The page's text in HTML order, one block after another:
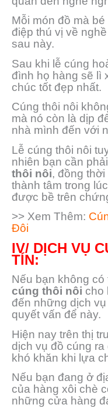
Mỗi món đồ mà
điệp thú vị về
sau này.
Sau khi lễ cúng
đình họ hàng sẽ lì
chúc tốt đẹp nhất.
Cúng thôi nôi
mà nó còn là dịp
nhà mình đến với
Lễ cúng thôi nôi
nhiên bạn cần
thôi nôi, đồng
thành tâm trong
được bề trên
>> Xem Thêm:
Đôi
IV/ DỊCH VỤ
TÍN:
Nếu bạn không
cúng thôi nôi cho
đến những dịch vụ
quyết vấn để này.
Hiện nay trên thị
dịch vụ đồ cúng
khó khăn khi lựa
Nếu bạn đang ở
của hàng xôi chè
những cửa hàng